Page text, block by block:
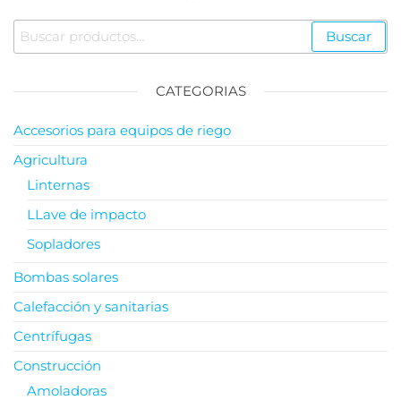
Buscar
CATEGORIAS
Accesorios para equipos de riego
Agricultura
Linternas
LLave de impacto
Sopladores
Bombas solares
Calefacción y sanitarias
Centrífugas
Construcción
Amoladoras